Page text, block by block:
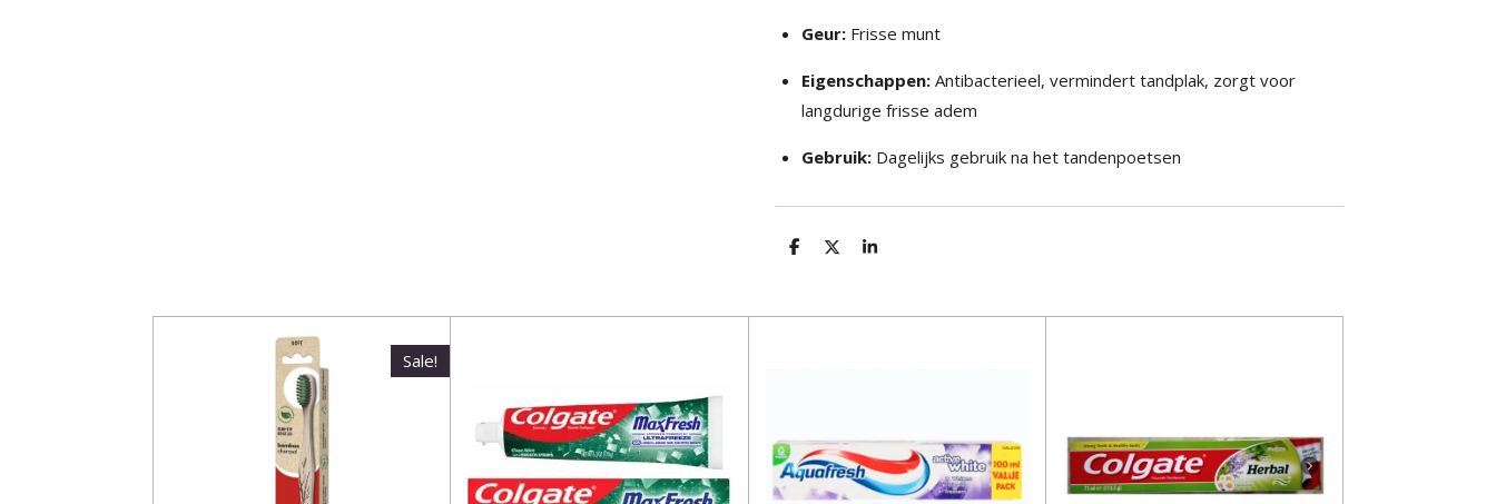
Geur: Frisse munt
Eigenschappen: Antibacterieel, vermindert tandplak, zorgt voor
langdurige frisse adem
Gebruik: Dagelijks gebruik na het tandenpoetsen
D
n
D
S
e
Sale!